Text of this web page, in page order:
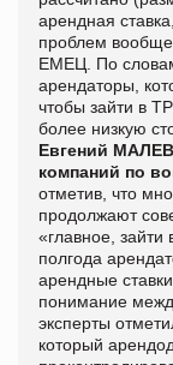
арендная
проблем
ЕМЕЦ. По
арендаторы,
чтобы зайти в
более низкую
Евгений
компаний по
отметив, что
продолжают
«главное,
полгода
арендные
понимание
эксперты
который